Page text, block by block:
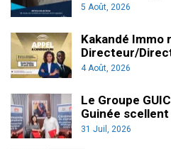
5 Août, 2026
Kakandé Immo
Directeur/
4 Août, 2026
Le Groupe
Guinée
31 Juil, 2026